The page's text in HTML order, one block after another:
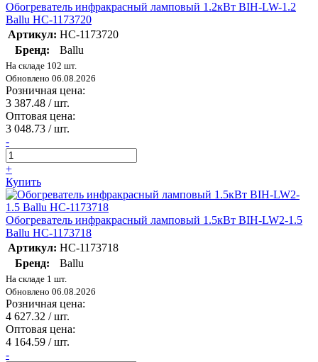
Обогреватель инфракрасный ламповый 1.2кВт BIH-LW-1.2
Ballu НС-1173720
Артикул: НС-1173720
Бренд:
Ballu
На складе 102 шт.
Обновлено 06.08.2026
Розничная цена:
3 387.48 / шт.
Оптовая цена:
3 048.73 / шт.
-
+
Купить
Обогреватель инфракрасный ламповый 1.5кВт BIH-LW2-1.5
Ballu НС-1173718
Артикул: НС-1173718
Бренд:
Ballu
На складе 1 шт.
Обновлено 06.08.2026
Розничная цена:
4 627.32 / шт.
Оптовая цена:
4 164.59 / шт.
-